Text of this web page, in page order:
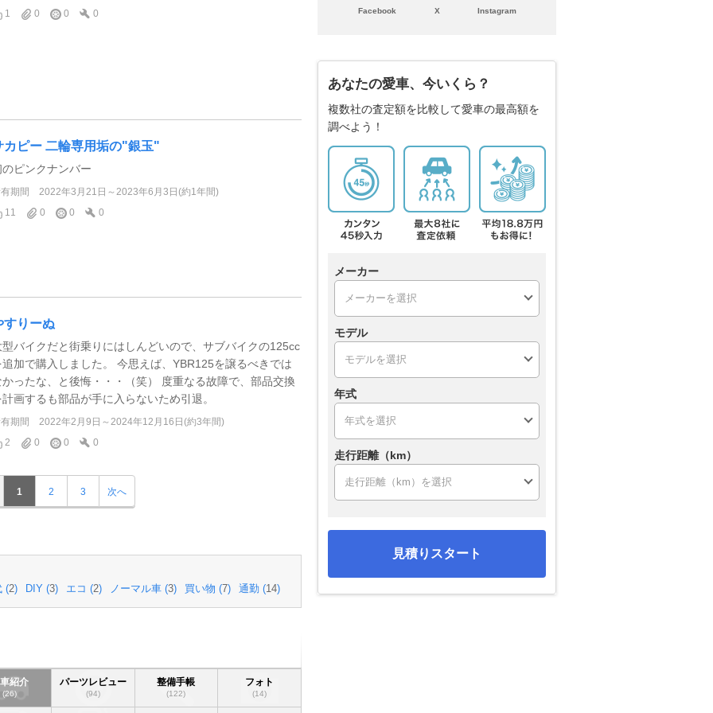
1 0 0 0
カピー 二輪専用垢の"銀玉"
のピンクナンバー
期間
2022年3月21日～2023年6月3日(約1年間)
11
0 0 0
すりーぬ
型バイクだと街乗りにはしんどいので、サブバイクの125cc
追加で購入しました。 今思えば、YBR125を譲るべきでは
かったな、と後悔・・・（笑） 度重なる故障で、部品交換
計画するも部品が手に入らないため引退。
期間
2022年2月9日～2024年12月16日(約3年間)
2
0 0 0
1 2 3 次へ
(2) DIY (3) エコ (2) ノーマル車 (3) 買い物 (7) 通勤 (14)
紹介
(26)
パーツレビュー
(94)
整備手帳
(122)
フォト
(14)
Facebook X Instagram
あなたの愛車、今いくら？
複数社の査定額を比較して愛車の最高額を
調べよう！
メーカー
モデル
年式
走行距離（km）
見積りスタート